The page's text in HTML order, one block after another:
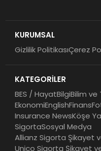
KURUMSAL
Gizlilik PolitikasıÇerez
KATEGORİLER
BES / HayatBilgiBilim ve
EkonomiEnglishFinans
Insurance NewsKöşe
SigortaSosyal Medya
Allianz Sigorta Şikayet
Unico Sigorta Şikayet